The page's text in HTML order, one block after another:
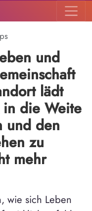
und
lädt
die Weite
und den
zu
mehr
wie sich Leben